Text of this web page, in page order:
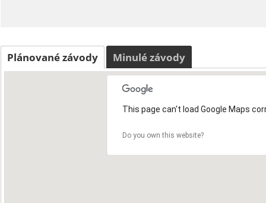
Plánované závody Minulé závody
This page can't load Google Maps
Do you own this website?